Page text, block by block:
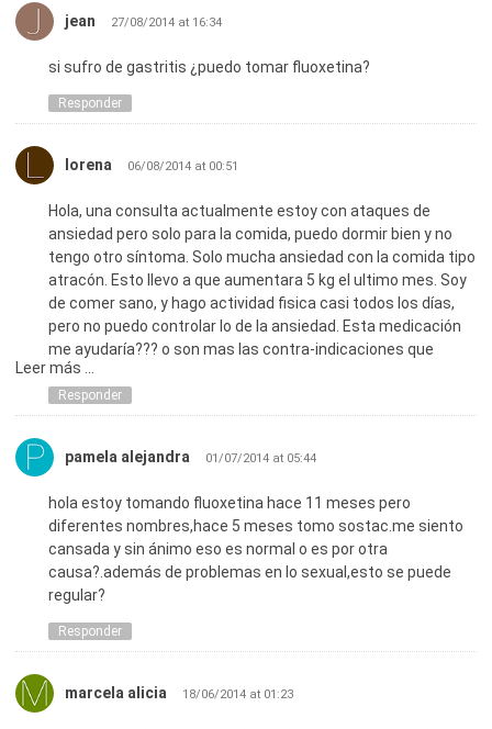
jean 27/08/2014 at 16:34
si sufro de gastritis ¿puedo tomar fluoxetina?
Responder
lorena 06/08/2014 at 00:51
Hola, una consulta actualmente estoy con ataques de
ansiedad pero solo para la comida, puedo dormir bien y no
tengo otro síntoma. Solo mucha ansiedad con la comida tipo
atracón. Esto llevo a que aumentara 5 kg el ultimo mes. Soy
de comer sano, y hago actividad fisica casi todos los días,
pero no puedo controlar lo de la ansiedad. Esta medicación
me ayudaría??? o son mas las contra-indicaciones que
tiene???
Muchas Gracias
Lorena
Leer más ...
Responder
pamela alejandra 01/07/2014 at 05:44
hola estoy tomando fluoxetina hace 11 meses pero
diferentes nombres,hace 5 meses tomo sostac.me siento
cansada y sin ánimo eso es normal o es por otra
causa?.además de problemas en lo sexual,esto se puede
regular?
Responder
marcela alicia 18/06/2014 at 01:23